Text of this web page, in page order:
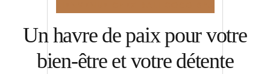
Un havre de paix pour votre
bien-être et votre détente